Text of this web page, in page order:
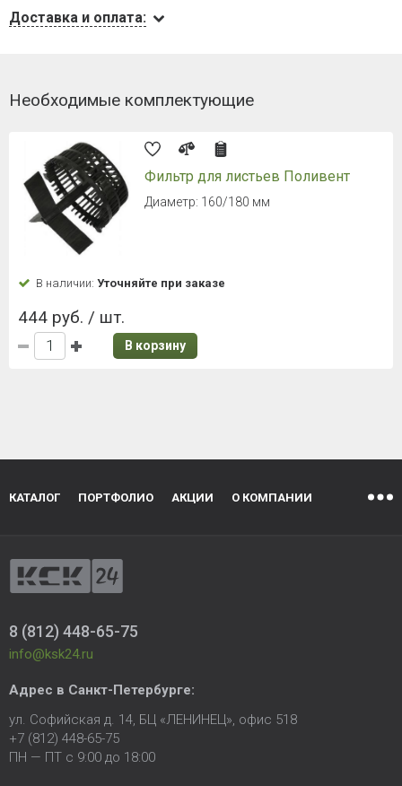
Доставка и оплата:
Необходимые комплектующие
Фильтр для листьев Поливент
Диаметр: 160/180 мм
В наличии: Уточняйте при заказе
444 руб. / шт.
В корзину
КАТАЛОГ ПОРТФОЛИО АКЦИИ О КОМПАНИИ
8 (812) 448-65-75
info@ksk24.ru
Адрес в Санкт-Петербурге:
ул. Софийская д. 14, БЦ «ЛЕНИНЕЦ», офис 518
+7 (812) 448-65-75
ПН — ПТ с 9:00 до 18:00